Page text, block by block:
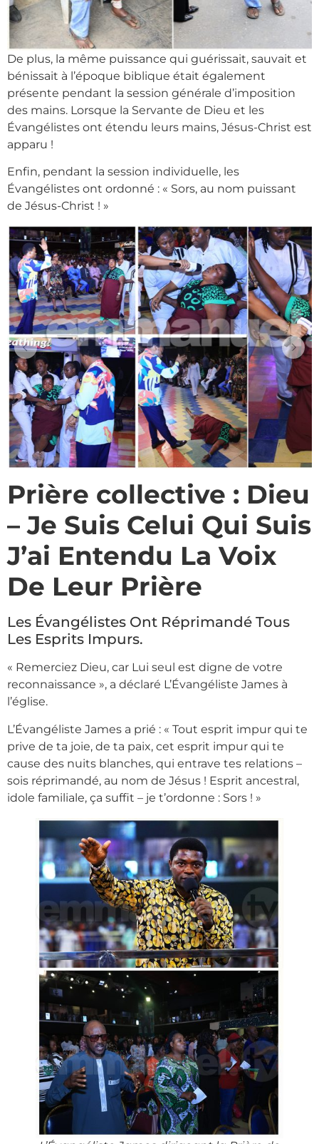
De plus, la même puissance qui guérissait, sauvait et
bénissait à l’époque biblique était également
présente pendant la session générale d’imposition
des mains. Lorsque la Servante de Dieu et les
Évangélistes ont étendu leurs mains, Jésus-Christ est
apparu !
Enfin, pendant la session individuelle, les
Évangélistes ont ordonné : « Sors, au nom puissant
de Jésus-Christ ! »
Prière collective : Dieu
– Je Suis Celui Qui Suis
J’ai Entendu La Voix
De Leur Prière
Les Évangélistes Ont Réprimandé Tous
Les Esprits Impurs.
« Remerciez Dieu, car Lui seul est digne de votre
reconnaissance », a déclaré L’Évangéliste James à
l’église.
L’Évangéliste James a prié : « Tout esprit impur qui te
prive de ta joie, de ta paix, cet esprit impur qui te
cause des nuits blanches, qui entrave tes relations –
sois réprimandé, au nom de Jésus ! Esprit ancestral,
idole familiale, ça suffit – je t’ordonne : Sors ! »